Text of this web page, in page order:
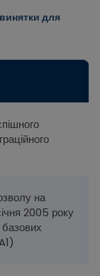
для
на
2005 року